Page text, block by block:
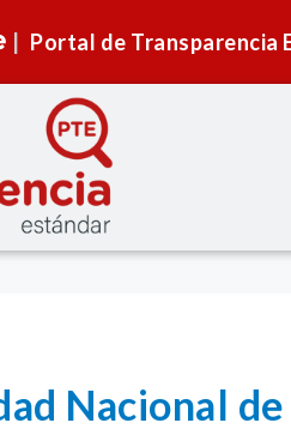
Portal de Transparencia
Nacional